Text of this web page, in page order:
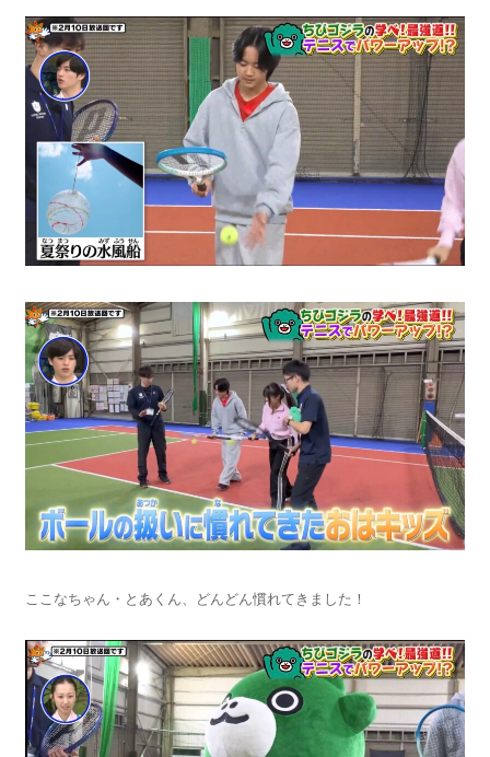
ここなちゃん・とあくん、どんどん慣れてきました！